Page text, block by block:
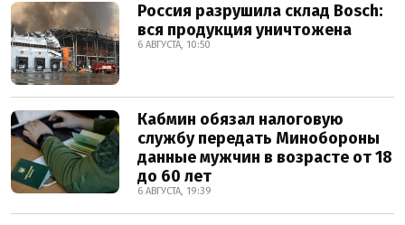
Россия разрушила склад Bosch:
вся продукция уничтожена
6 АВГУСТА, 10:50
Кабмин обязал налоговую
службу передать Минобороны
данные мужчин в возрасте от 18
до 60 лет
6 АВГУСТА, 19:39